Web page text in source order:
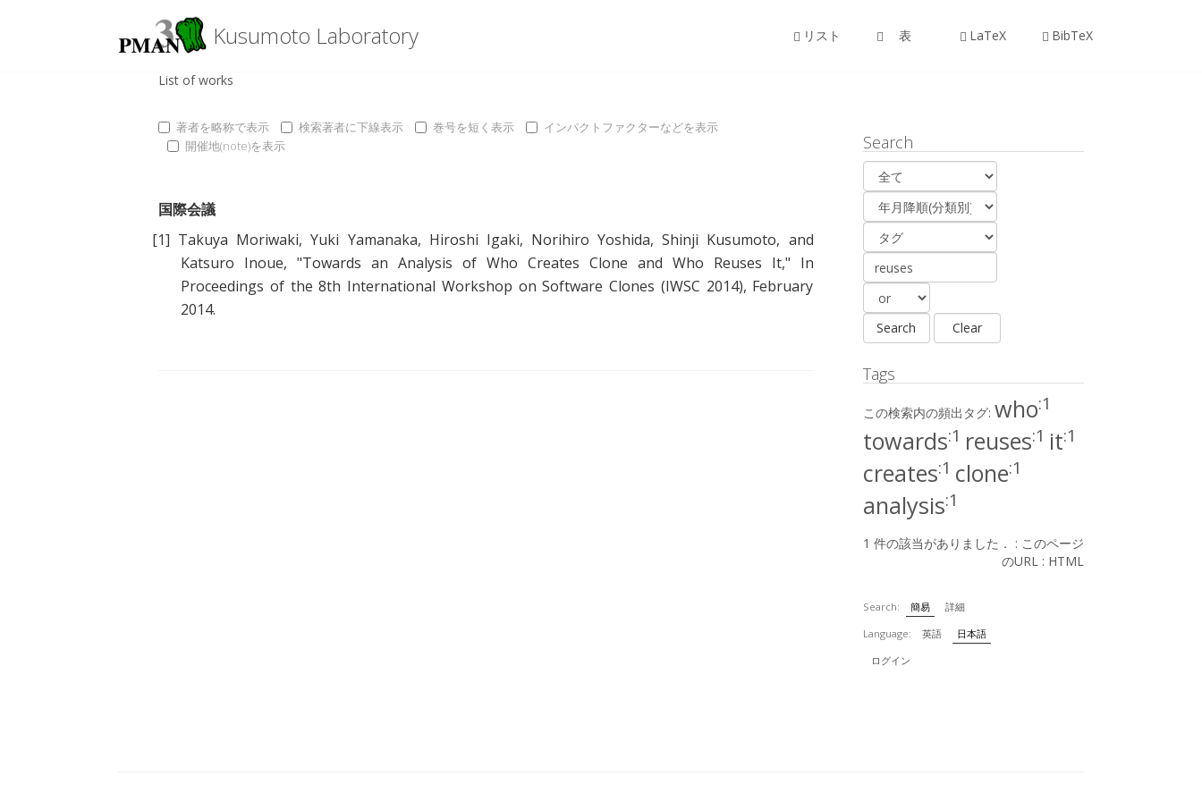
Kusumoto Laboratory リスト 表 LaTeX BibTeX
List of works
著者を略称で表示 検索著者に下線表示 巻号を短く表示
インパクトファクターなどを表示
開催地(note)を表示
国際会議
[1] Takuya Moriwaki,Yuki Yamanaka, Hiroshi Igaki, Norihiro Yoshida,Shinji Kusumoto, and
Katsuro Inoue, "Towards an Analysis of Who Creates Clone and Who Reuses It," In
Proceedings of the 8th International Workshop on Software Clones (IWSC 2014), February
2014.
Search
Tags
この検索内の頻出タグ: who:1
towards:1 reuses:1 it:1
creates:1 clone:1
analysis:1
1 件の該当がありました． : このページ
のURL : HTML
Search: 簡易
詳細
Language:
英語
日本語
ログイン